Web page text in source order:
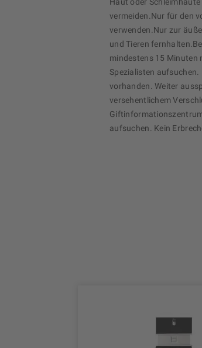
Haut oder
vermeiden.Nur für den
verwenden.Nur zur
und Tieren
mindestens 15 Minuten
Spezialisten
vorhanden. Weiter
versehentlichem
aufsuchen. Kein